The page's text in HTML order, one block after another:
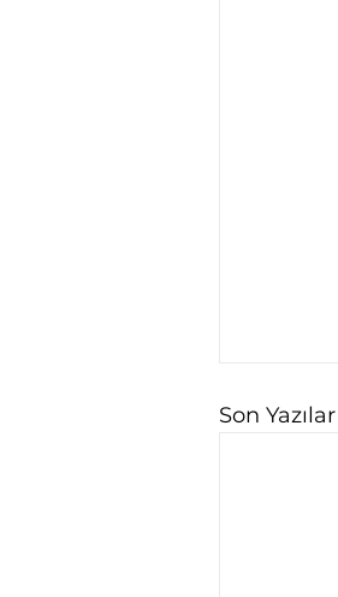
Son Yazılar